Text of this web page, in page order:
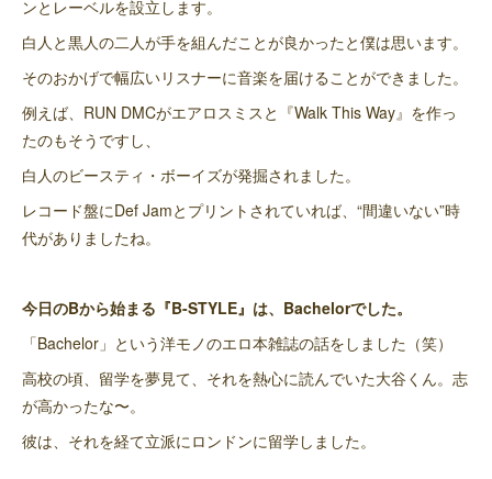
ンとレーベルを設立します。
白人と黒人の二人が手を組んだことが良かったと僕は思います。
そのおかげで幅広いリスナーに音楽を届けることができました。
例えば、RUN DMCがエアロスミスと『Walk This Way』を作っ
たのもそうですし、
白人のビースティ・ボーイズが発掘されました。
レコード盤にDef Jamとプリントされていれば、“間違いない”時
代がありましたね。
今日のBから始まる『B-STYLE』は、Bachelorでした。
「Bachelor」という洋モノのエロ本雑誌の話をしました（笑）
高校の頃、留学を夢見て、それを熱心に読んでいた大谷くん。志
が高かったな〜。
彼は、それを経て立派にロンドンに留学しました。